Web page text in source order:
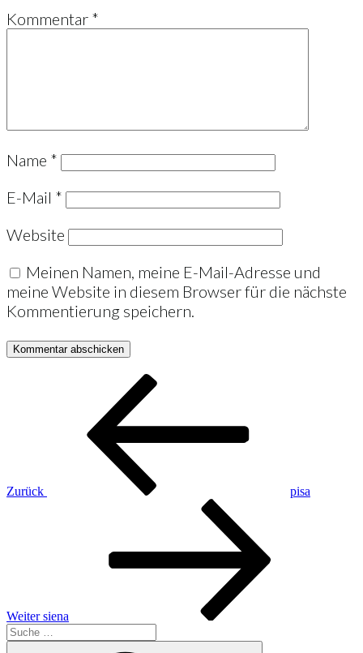
Kommentar *
Name *
E-Mail *
Website
Meinen Namen, meine E-Mail-Adresse und
meine Website in diesem Browser für die nächste
Kommentierung speichern.
Beitrags-
Navigation
Zurück
pisa
Weiter siena
Suche
nach: